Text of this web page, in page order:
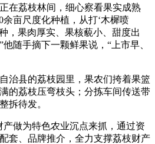
在荔枝林间，细心察看果实成熟
余亩尺度化种植，从打‘木樨喷
，果肉厚实、果核藐小、甜度出
随手摘下一颗鲜果说，“上市早、
县的荔枝园里，果农们挎着果篮
的荔枝压弯枝头；分拣车间传送带
拆待发。
做为特色农业沉点来抓，通过资
套、品牌推介，全力支撑荔枝财产